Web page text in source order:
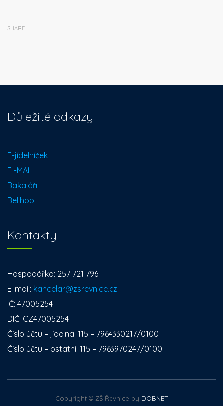
SHARE
Důležité odkazy
E-jídelníček
E -MAIL
Bakaláři
Bellhop
Kontakty
Hospodářka: 257 721 796
E-mail: kancelar@zsrevnice.cz
IČ: 47005254
DIČ: CZ47005254
Číslo účtu – jídelna: 115 – 7964330217/0100
Číslo účtu – ostatní: 115 – 7963970247/0100
Copyright © ZŠ Řevnice by DOBNET